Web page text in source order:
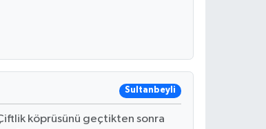
Sultanbeyli
köprüsünü geçtikten sonra